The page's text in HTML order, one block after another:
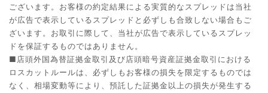
ございます。お客様の約定結果による実質的なスプレッドは当社
が広告で表示しているスプレッドと必ずしも合致しない場合もご
ざいます。お取引に際して、当社が広告で表示しているスプレッ
ドを保証するものではありません。
■店頭外国為替証拠金取引及び店頭暗号資産証拠金取引における
ロスカットルールは、必ずしもお客様の損失を限定するものでは
なく、相場変動等により、預託した証拠金以上の損失が発生する